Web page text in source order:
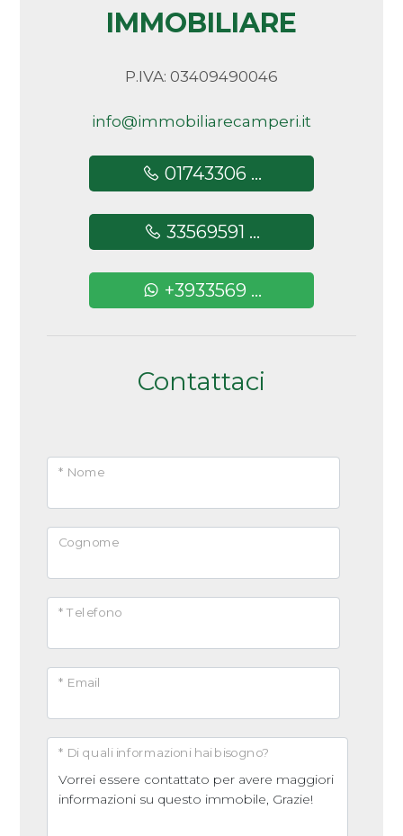
IMMOBILIARE
P.IVA: 03409490046
info@immobiliarecamperi.it
01743306 ...
33569591 ...
+3933569 ...
Contattaci
* Nome
Cognome
* Telefono
* Email
* Di quali informazioni hai bisogno?